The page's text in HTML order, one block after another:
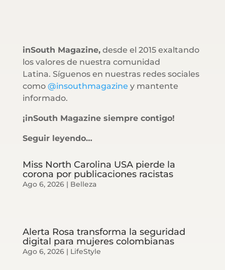
inSouth Magazine,desde el 2015 exaltando
los valores de nuestra comunidad
Latina. Síguenos en nuestras redes sociales
como @insouthmagazine y mantente
informado.
¡inSouth Magazine siempre contigo!
Seguir leyendo…
Miss North Carolina USA pierde la
corona por publicaciones racistas
Ago 6, 2026| Belleza
Alerta Rosa transforma la seguridad
digital para mujeres colombianas
Ago 6, 2026| LifeStyle